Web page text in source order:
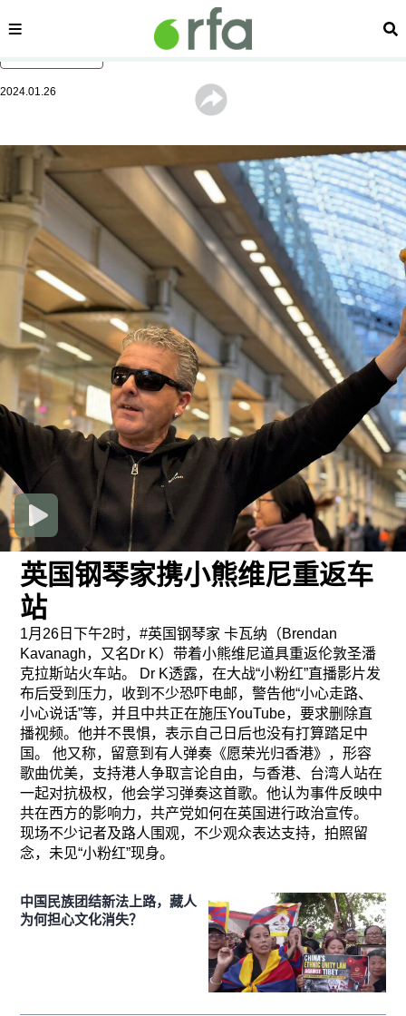
内容分类 搜
2024.01.26
英国钢琴家携小熊维尼重返车
站
1月26日下午2时，#英国钢琴家 卡瓦纳（Brendan
Kavanagh，又名Dr K）带着小熊维尼道具重返伦敦圣潘
克拉斯站火车站。 Dr K透露，在大战“小粉红”直播影片发
布后受到压力，收到不少恐吓电邮，警告他“小心走路、
小心说话”等，并且中共正在施压YouTube，要求删除直
播视频。他并不畏惧，表示自己日后也没有打算踏足中
国。 他又称，留意到有人弹奏《愿荣光归香港》，形容
歌曲优美，支持港人争取言论自由，与香港、台湾人站在
一起对抗极权，他会学习弹奏这首歌。他认为事件反映中
共在西方的影响力，共产党如何在英国进行政治宣传。
现场不少记者及路人围观，不少观众表达支持，拍照留
念，未见“小粉红”现身。
中国民族团结新法上路，藏人
为何担心文化消失？